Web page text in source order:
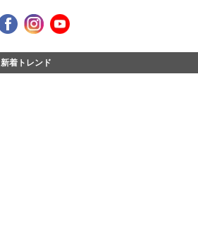
新着トレンド